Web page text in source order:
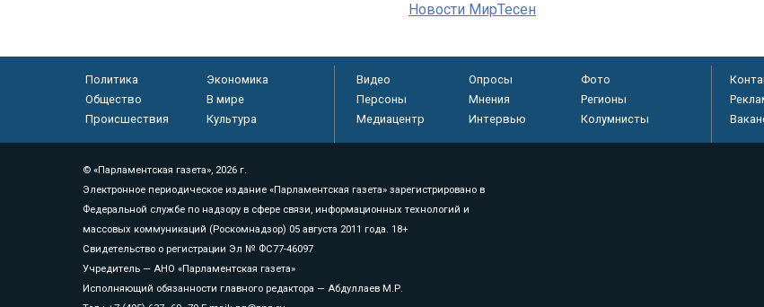
Новости МирТесен
Политика
Экономика
Общество
В мире
Происшествия
Культура
Видео Опросы
Фото
Персоны
Мнения
Регионы
Медиацентр
Интервью Колумнисты
© «Парламентская газета», 2026 г.
Электронное периодическое издание «Парламентская газета» зарегистрировано в
Федеральной службе по надзору в сфере связи, информационных технологий и
массовых коммуникаций (Роскомнадзор) 05 августа 2011 года. 18+
Свидетельство о регистрации Эл № ФС77-46097
Учредитель — АНО «Парламентская газета»
Исполняющий обязанности главного редактора — Абдуллаев М.Р.